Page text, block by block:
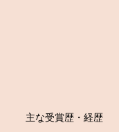
主な受賞歴・経歴